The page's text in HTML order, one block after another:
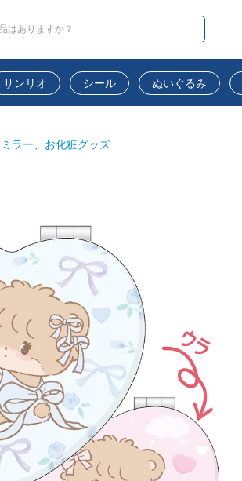
サンリオ シール ぬいぐるみ
ミラー、お化粧グッズ